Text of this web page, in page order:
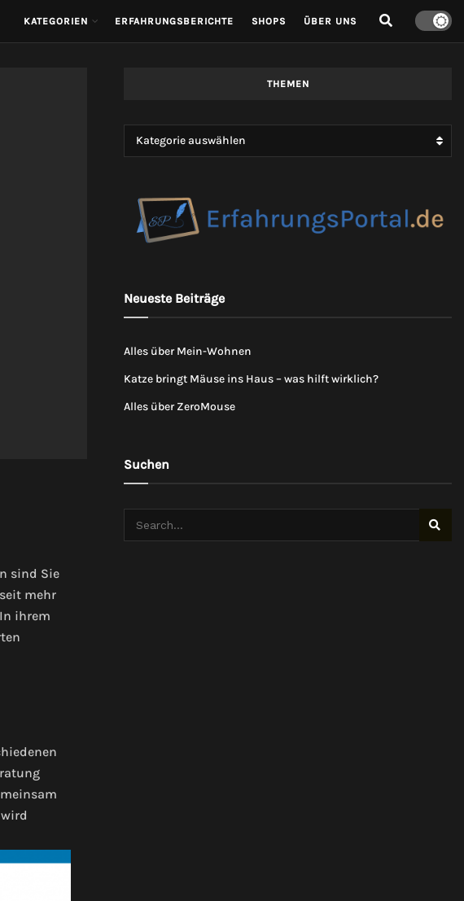
KATEGORIEN ERFAHRUNGSBERICHTE SHOPS ÜBER UNS
sind Sie
mehr
ihrem
THEMEN
Kategorie auswählen
Neueste Beiträge
Alles über Mein-Wohnen
Katze bringt Mäuse ins Haus – was hilft wirklich?
Alles über ZeroMouse
Suchen